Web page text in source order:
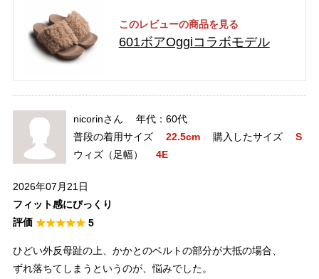
このレビューの商品を見る
601ボアOggiコラボモデル
nicorinさん
60代
普段の着用サイズ
22.5cm 購入したサイズ
S
ウィズ（足幅）
4E
2026年07月21日
フィット感にびっくり
5
ひどい外反母趾の上、かかとのベルトの部分が大抵の場合、
ずれ落ちてしまうというのが、悩みでした。